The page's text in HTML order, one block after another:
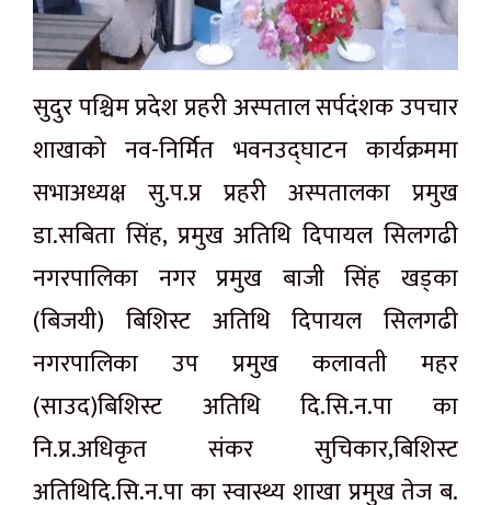
सुदुर पश्चिम प्रदेश प्रहरी अस्पताल सर्पदंशक उपचार
शाखाको नव-निर्मित भवनउद्घाटन कार्यक्रममा
सभाअध्यक्ष सु.प.प्र प्रहरी अस्पतालका प्रमुख
डा.सबिता सिंह, प्रमुख अतिथि दिपायल सिलगढी
नगरपालिका नगर प्रमुख बाजी सिंह खड्का
(बिजयी) बिशिस्ट अतिथि दिपायल सिलगढी
नगरपालिका उप प्रमुख कलावती महर
(साउद)बिशिस्ट अतिथि दि.सि.न.पा का
नि.प्र.अधिकृत संकर सुचिकार,बिशिस्ट
अतिथिदि.सि.न.पा का स्वास्थ्य शाखा प्रमुख तेज ब.